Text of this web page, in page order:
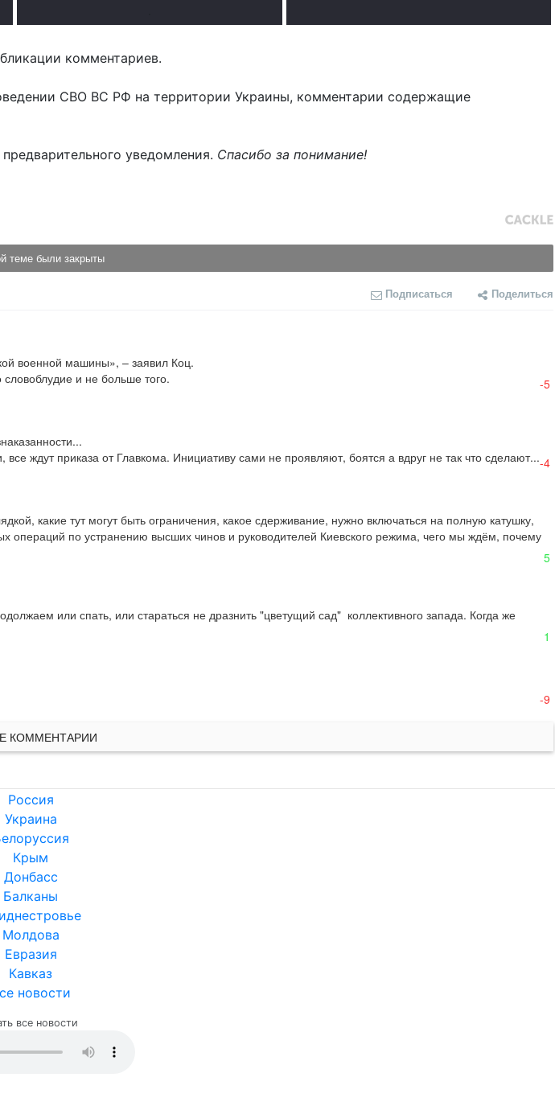
комментариев.
СВО ВС РФ на территории Украины, комментарии содержащие
уведомления. Спасибо за понимание!
теме были закрыты
Подписаться Поделиться
военной машины», – заявил Коц.
и не больше того.
-5
ждут приказа от Главкома. Инициативу сами не проявляют, боятся а вдруг не так что сделают...-4
какие тут могут быть ограничения, какое сдерживание, нужно включаться на полную катушку,
по устранению высших чинов и руководителей Киевского режима, чего мы ждём, почему
5
или спать, или стараться не дразнить "цветущий сад"  коллективного запада. Когда же
1
-9
КОММЕНТАРИИ
Россия
Украина
Крым
Донбасс
Балканы
Молдова
Евразия
Кавказ
новости
все новости